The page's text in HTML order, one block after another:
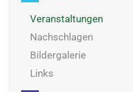
Veranstaltungen
Nachschlagen
Bildergalerie
Links